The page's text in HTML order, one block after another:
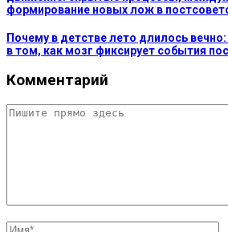
формирование новых лож в
Почему в детстве лето длилось
в том, как мозг фиксирует события
Комментарий